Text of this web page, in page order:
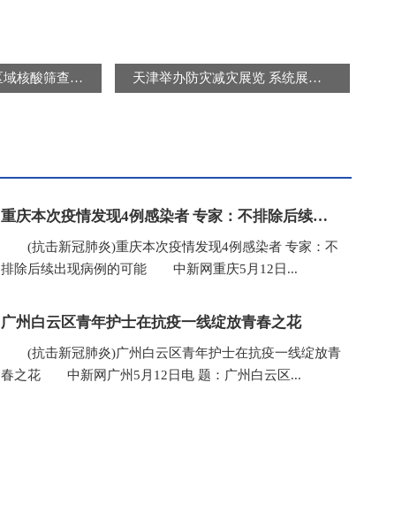
北京连续三天开展区域核酸筛查 “封城”“静默”是谣言 天津举办防灾减灾展览 系统展示防灾减灾知识及避灾自救技能
重庆本次疫情发现4例感染者 专家：不排除后续出现病例的可能
(抗击新冠肺炎)重庆本次疫情发现4例感染者 专家：不
排除后续出现病例的可能 中新网重庆5月12日...
广州白云区青年护士在抗疫一线绽放青春之花
(抗击新冠肺炎)广州白云区青年护士在抗疫一线绽放青
春之花 中新网广州5月12日电 题：广州白云区...